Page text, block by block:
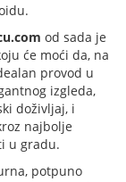
od sada je
će moći da, na
provod u
izgleda,
doživljaj, i
najbolje
u gradu.
potpuno